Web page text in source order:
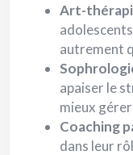
Art-
autrement
apaiser le
mieux
Coaching
dans leur